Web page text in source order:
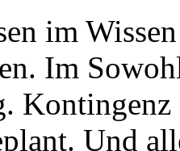
im
Im
Kontingenz
Und